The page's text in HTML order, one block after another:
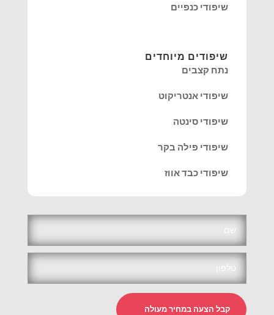
שיפודי כנפיים
שיפודים מיוחדים
נתח קצבים
שיפודי אנטריקוט
שיפודי סינטה
שיפודי פילה בקר
שיפודי כבד אווז
קבל הצעה במחיר מעולה